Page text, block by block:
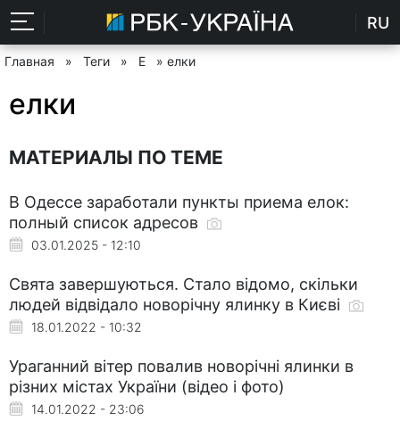
RU
Главная » Теги » Е » елки
елки
МАТЕРИАЛЫ ПО ТЕМЕ
В Одессе заработали пункты приема елок:
полный список адресов
03.01.2025 - 12:10
Свята завершуються. Стало відомо, скільки
людей відвідало новорічну ялинку в Києві
18.01.2022 - 10:32
Ураганний вітер повалив новорічні ялинки в
різних містах України (відео і фото)
14.01.2022 - 23:06